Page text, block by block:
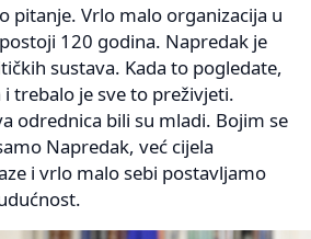
pitanje. Vrlo malo organizacija u
120 godina. Napredak je
sustava. Kada to pogledate,
trebalo je sve to preživjeti.
odrednica bili su mladi. Bojim se
Napredak, već cijela
i vrlo malo sebi postavljamo